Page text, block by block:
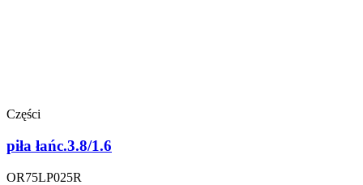
Części
piła łańc.3.8/1.6
OR75LP025R